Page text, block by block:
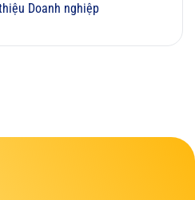
Doanh nghiệp